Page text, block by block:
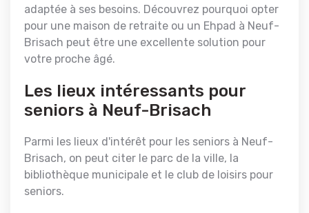
adaptée à ses besoins. Découvrez pourquoi opter
pour une maison de retraite ou un Ehpad à Neuf-
Brisach peut être une excellente solution pour
votre proche âgé.
Les lieux intéressants pour
seniors à Neuf-Brisach
Parmi les lieux d'intérêt pour les seniors à Neuf-
Brisach, on peut citer le parc de la ville, la
bibliothèque municipale et le club de loisirs pour
seniors.